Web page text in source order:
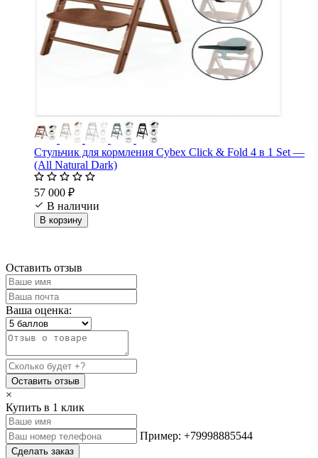
Стульчик для кормления Cybex Click & Fold 4 в 1 Set —
(All Natural Dark)
57 000 ₽
В наличии
В корзину
Оставить отзыв
Ваша оценка:
Оставить отзыв
×
Купить в 1 клик
Пример: +79998885544
Сделать заказ